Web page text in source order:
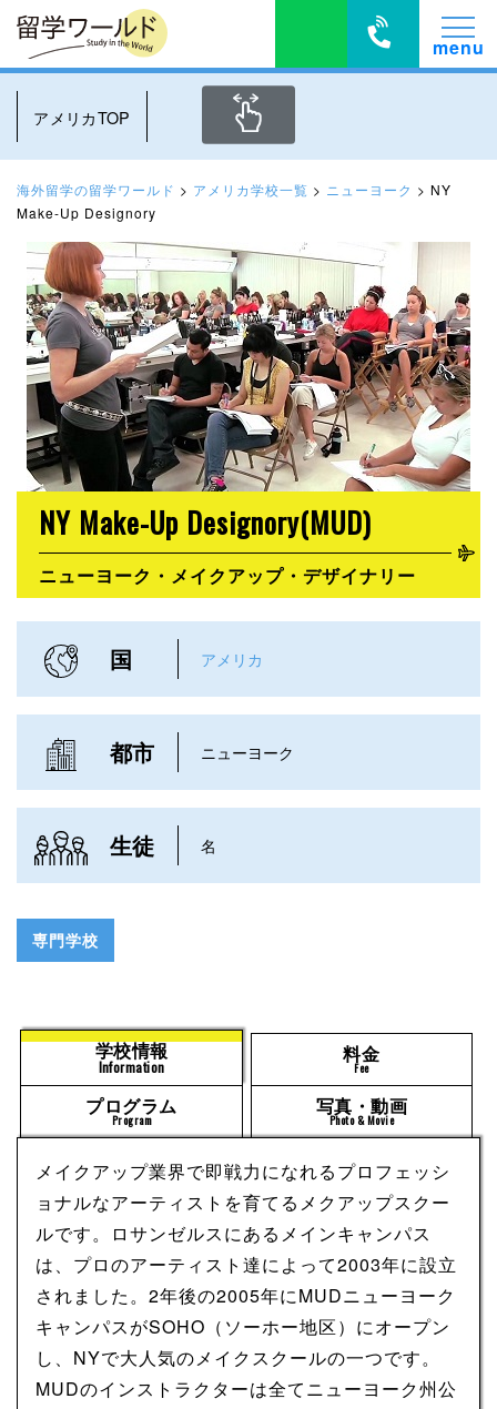
アメリカTOP
海外留学の留学ワールド > アメリカ学校一覧 > ニューヨーク > NY
Make-Up Designory
NY Make-Up Designory(MUD)
ニューヨーク・メイクアップ・デザイナリー
国 アメリカ
都市 ニューヨーク
生徒 名
専門学校
学校情報
Information
料金
Fee
プログラム
Program
写真・動画
Photo & Movie
メイクアップ業界で即戦力になれるプロフェッシ
ョナルなアーティストを育てるメクアップスクー
ルです。ロサンゼルスにあるメインキャンパス
は、プロのアーティスト達によって2003年に設立
されました。2年後の2005年にMUDニューヨーク
キャンパスがSOHO（ソーホー地区）にオープン
し、NYで大人気のメイクスクールの一つです。
MUDのインストラクターは全てニューヨーク州公